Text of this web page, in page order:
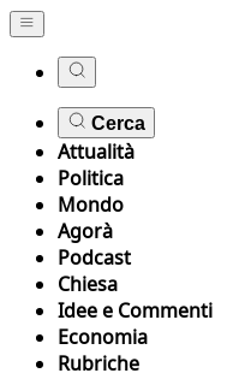
Cerca
Attualità
Politica
Mondo
Agorà
Podcast
Chiesa
Idee e Commenti
Economia
Rubriche